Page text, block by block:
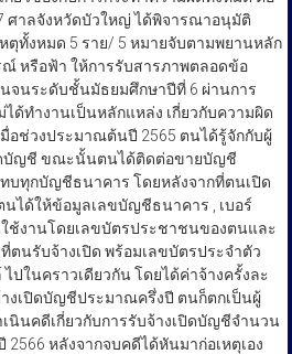
ศาลจังหวัดบัวใหญ่ ได้พิจารณาอนุมัติ
ตุทั้งหมด 5 ราย/ 5 หมายจับตามพยานหลัก
หรือฟ้า ให้การรับสารภาพตลอดข้อ
จนระดับชั้นมัธยมศึกษาปีที่ 6 ผ่านการ
ได้ทำงานเป็นหลักแหล่ง เกี่ยวกับความผิด
อช่วงประมาณต้นปี 2565 ตนได้รู้จักกับผู้
บัญชี ขณะนั้นตนได้ติดต่อขายบัญชี
บทุกบัญชีธนาคาร โดยหลังจากที่ตนเปิด
ได้ให้ข้อมูลเลขบัญชีธนาคาร , เบอร์
ช้งานโดยเลขบัตรประชาชนของตนและ
นรับจ้างเปิด พร้อมเลขบัตรประจำตัว
ปในคราวเดียวกัน โดยได้ค่าจ้างครั้งละ
างเปิดบัญชีประมาณครึ่งปี ตนก็ตกเป็นผู้
นินคดีเกี่ยวกับการรับจ้างเปิดบัญชีจำนวน
2566 หลังจากจบคดีได้หันมาก่อเหตุเอง